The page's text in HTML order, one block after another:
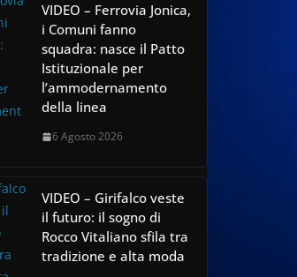
VIDEO – Ferrovia Jonica,
i Comuni fanno
squadra: nasce il Patto
Istituzionale per
l’ammodernamento
della linea
6 Agosto 2026
VIDEO – Girifalco veste
il futuro: il sogno di
Rocco Vitaliano sfila tra
tradizione e alta moda